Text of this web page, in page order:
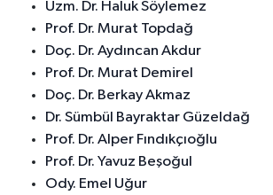
Uzm. Dr. Haluk Söylemez
Prof. Dr. Murat Topdağ
Doç. Dr. Aydıncan Akdur
Prof. Dr. Murat Demirel
Doç. Dr. Berkay Akmaz
Dr. Sümbül Bayraktar Güzeldağ
Prof. Dr. Alper Fındıkçıoğlu
Prof. Dr. Yavuz Beşoğul
Ody. Emel Uğur